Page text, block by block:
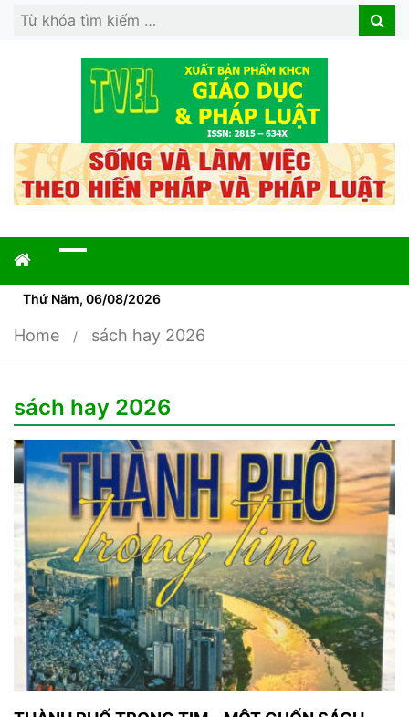
Search
Search
Thứ Năm, 06/08/2026
Home sách hay 2026
sách hay 2026